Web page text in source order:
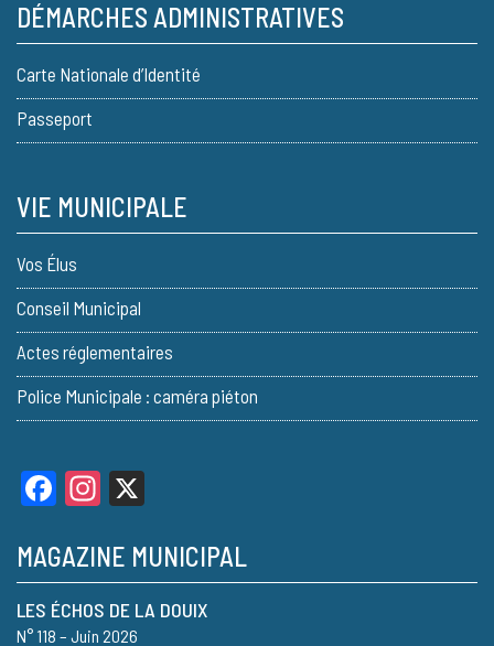
DÉMARCHES ADMINISTRATIVES
Carte Nationale d’Identité
Passeport
VIE MUNICIPALE
Vos Élus
Conseil Municipal
Actes réglementaires
Police Municipale : caméra piéton
FacebookInstagram
MAGAZINE MUNICIPAL
LES ÉCHOS DE LA DOUIX
N° 118 – Juin 2026